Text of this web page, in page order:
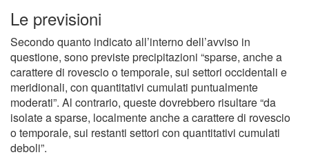
Le previsioni
Secondo quanto indicato all’interno dell’avviso in
questione, sono previste precipitazioni “sparse, anche a
carattere di rovescio o temporale, sui settori occidentali e
meridionali, con quantitativi cumulati puntualmente
moderati”. Al contrario, queste dovrebbero risultare “da
isolate a sparse, localmente anche a carattere di rovescio
o temporale, sui restanti settori con quantitativi cumulati
deboli”.